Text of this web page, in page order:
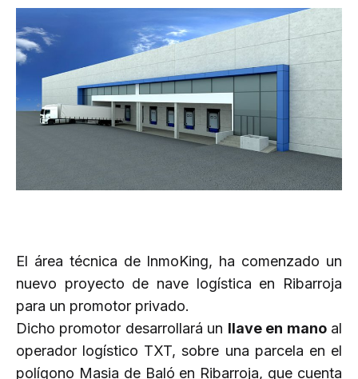
El área técnica de InmoKing, ha comenzado un
nuevo proyecto de nave logística en Ribarroja
para un promotor privado.
Dicho promotor desarrollará un llave en manoal
operador logístico TXT, sobre una parcela en el
polígono Masia de Baló en Ribarroja, que cuenta